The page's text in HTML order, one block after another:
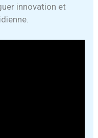
innovation et